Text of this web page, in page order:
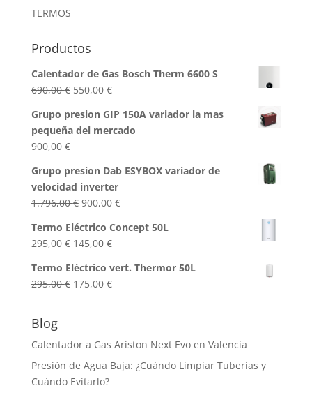
TERMOS
Productos
Calentador de Gas Bosch Therm 6600 S
690,00€ El
original
era:
550,00 €El
actual
es:
Grupo presion GIP 150A variador la mas
pequeña del mercado
900,00 €
Grupo presion Dab ESYBOX variador de
velocidad inverter
1.796,00€ El
original
era:
1.796,00 €.
900,00 €El
actual
900,00 €.
Termo Eléctrico Concept 50L
295,00€ El
original
era:
145,00 €El
actual
es:
Termo Eléctrico vert. Thermor 50L
295,00€ El
295,00 €.
175,00 €El
175,00 €.
Blog
Calentador a Gas Ariston Next Evo en Valencia
Presión de Agua Baja: ¿Cuándo Limpiar Tuberías y
Cuándo Evitarlo?